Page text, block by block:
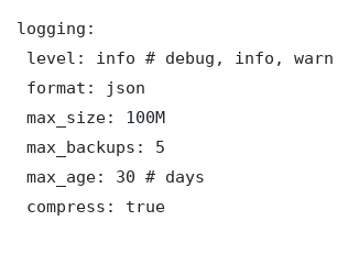
logging:
level: info # debug, info,
format: json
max_size: 100M
max_backups: 5
max_age: 30 # days
compress: true